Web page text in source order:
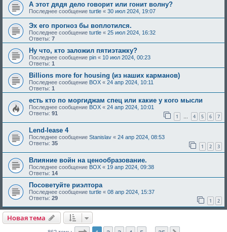
А этот дядя дело говорит или гонит волну?
Последнее сообщение turtle « 30 июл 2024, 19:07
Эх его прогноз бы воплотился.
Последнее сообщение turtle « 25 июл 2024, 16:32
Ответы: 7
Ну что, кто заложил пятиэтажку?
Последнее сообщение pin « 10 июл 2024, 00:23
Ответы: 1
Billions more for housing (из наших карманов)
Последнее сообщение BOX « 24 апр 2024, 10:11
Ответы: 1
есть кто по моргиджам спец или какие у кого мысли
Последнее сообщение BOX « 24 апр 2024, 10:01
Ответы: 91 1 … 4 5 6 7
Lend-lease 4
Последнее сообщение Stanislav « 24 апр 2024, 08:53
Ответы: 35 1 2 3
Влияние войн на ценообразование.
Последнее сообщение BOX « 19 апр 2024, 09:38
Ответы: 14
Посоветуйте риэлтора
Последнее сообщение turtle « 08 апр 2024, 15:37
Ответы: 29 1 2
Новая тема